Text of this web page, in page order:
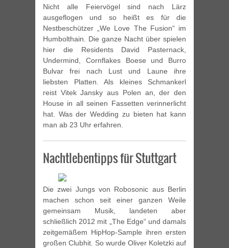
Nicht alle Feiervögel sind nach Lärz
ausgeflogen und so heißt es für die
Nestbeschützer „We Love The Fusion“ im
Humbolthain. Die ganze Nacht über spielen
hier die Residents David Pasternack,
Undermind, Cornflakes Boese und Burro
Bulvar frei nach Lust und Laune ihre
liebsten Platten. Als kleines Schmankerl
reist Vitek Jansky aus Polen an, der den
House in all seinen Fassetten verinnerlicht
hat. Was der Wedding zu bieten hat kann
man ab 23 Uhr erfahren.
Nachtlebentipps für Stuttgart
Die zwei Jungs von Robosonic aus Berlin
machen schon seit einer ganzen Weile
gemeinsam Musik, landeten aber
schließlich 2012 mit „The Edge“ und damals
zeitgemäßem HipHop-Sample ihren ersten
großen Clubhit. So wurde Oliver Koletzki auf